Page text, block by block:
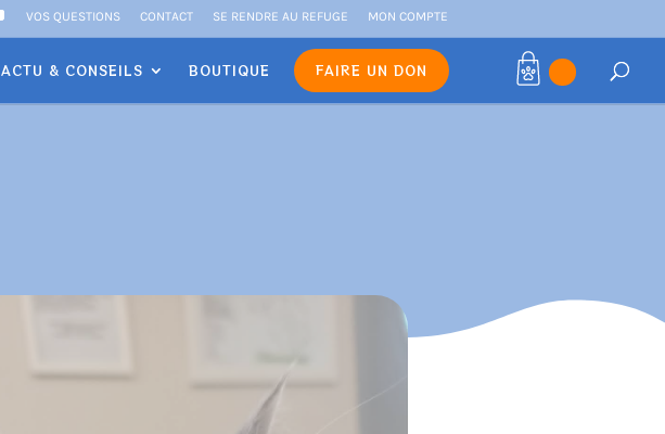
VOS QUESTIONS CONTACT SE RENDRE AU REFUGE MON COMPTE
ACTU & CONSEILS BOUTIQUE FAIRE UN DON